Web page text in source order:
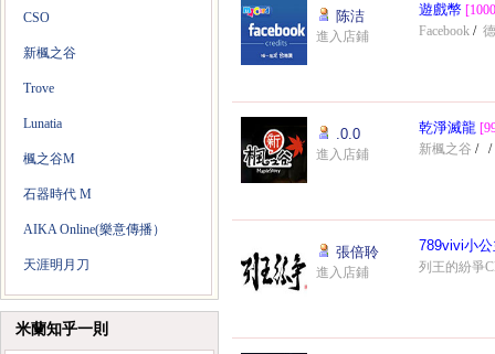
CSO
新楓之谷
Trove
Lunatia
楓之谷M
石器時代 M
AIKA Online(樂意傳播）
天涯明月刀
米蘭知乎一則
陈洁
進入店鋪
遊戲幣
Facebook /
.0.0
進入店鋪
乾淨滅龍
新楓之谷 / /
張倍聆
進入店鋪
789vivi小
列王的紛爭